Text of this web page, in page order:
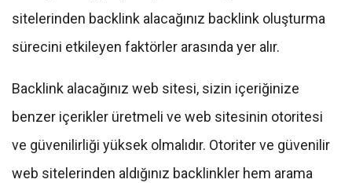
sitelerinden backlink alacağınız backlink oluşturma
sürecini etkileyen faktörler arasında yer alır.
Backlink alacağınız web sitesi, sizin içeriğinize
benzer içerikler üretmeli ve web sitesinin otoritesi
ve güvenilirliği yüksek olmalıdır. Otoriter ve güvenilir
web sitelerinden aldığınız backlinkler hem arama